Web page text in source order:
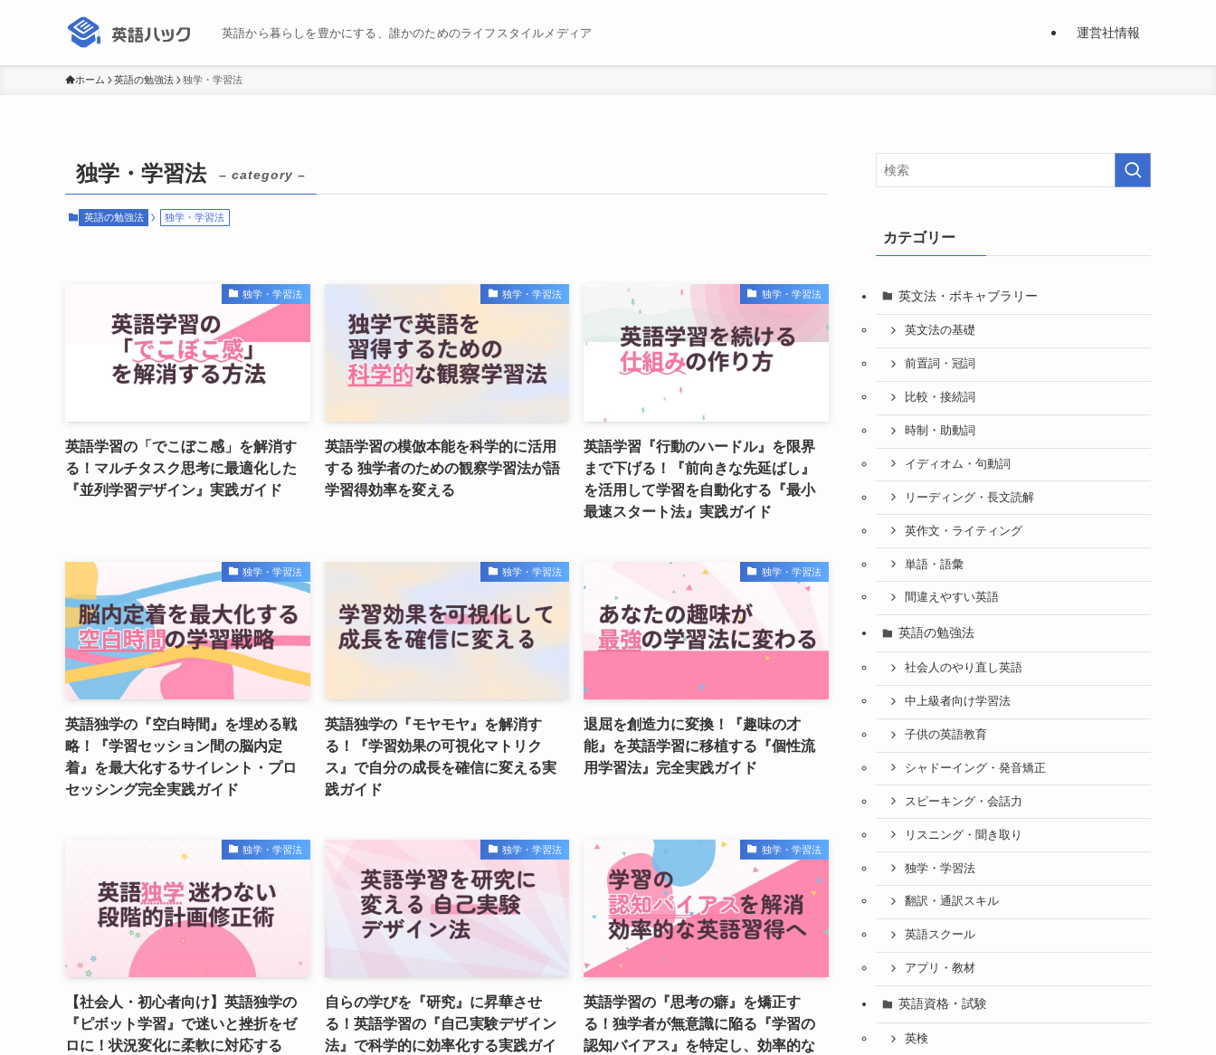
英語から暮らしを豊かにする、誰かのためのライフスタイルメディア 運営社情報
ホーム 英語の勉強法 独学・学習法
独学・学習法 – category –
英語の勉強法 独学・学習法
独学・学習法
英語学習の「でこぼこ感」を解消す
る！マルチタスク思考に最適化した
『並列学習デザイン』実践ガイド
独学・学習法
英語学習の模倣本能を科学的に活用
する 独学者のための観察学習法が語
学習得効率を変える
独学・学習法
英語学習『行動のハードル』を限界
まで下げる！『前向きな先延ばし』
を活用して学習を自動化する『最小
最速スタート法』実践ガイド
独学・学習法
英語独学の『空白時間』を埋める戦
略！『学習セッション間の脳内定
着』を最大化するサイレント・プロ
セッシング完全実践ガイド
独学・学習法
英語独学の『モヤモヤ』を解消す
る！『学習効果の可視化マトリク
ス』で自分の成長を確信に変える実
践ガイド
独学・学習法
退屈を創造力に変換！『趣味の才
能』を英語学習に移植する『個性流
用学習法』完全実践ガイド
独学・学習法
【社会人・初心者向け】英語独学の
『ピボット学習』で迷いと挫折をゼ
ロに！状況変化に柔軟に対応する
独学・学習法
自らの学びを『研究』に昇華させ
る！英語学習の『自己実験デザイン
法』で科学的に効率化する実践ガイ
独学・学習法
英語学習の『思考の癖』を矯正す
る！独学者が無意識に陥る『学習の
認知バイアス』を特定し、効率的な
カテゴリー
英文法・ボキャブラリー
英文法の基礎
前置詞・冠詞
比較・接続詞
時制・助動詞
イディオム・句動詞
リーディング・長文読解
英作文・ライティング
単語・語彙
間違えやすい英語
英語の勉強法
社会人のやり直し英語
中上級者向け学習法
子供の英語教育
シャドーイング・発音矯正
スピーキング・会話力
リスニング・聞き取り
独学・学習法
翻訳・通訳スキル
英語スクール
アプリ・教材
英語資格・試験
英検